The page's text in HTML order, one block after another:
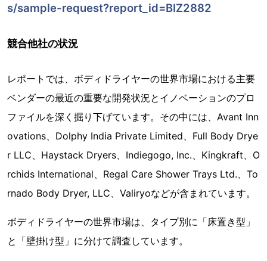
s/sample-request?report_id=BIZ2882
競合他社の状況
レポートでは、ボディドライヤーの世界市場における主要
ベンダーの最近の重要な開発状況とイノベーションのプロ
ファイルを深く掘り下げています。その中には、Avant Inn
ovations、Dolphy India Private Limited、Full Body Drye
r LLC、Haystack Dryers、Indiegogo, Inc.、Kingkraft、O
rchids International、Regal Care Shower Trays Ltd.、To
rnado Body Dryer, LLC、Valiryoなどが含まれています。
ボディドライヤーの世界市場は、タイプ別に「床置き型」
と「壁掛け型」に分けて調査しています。